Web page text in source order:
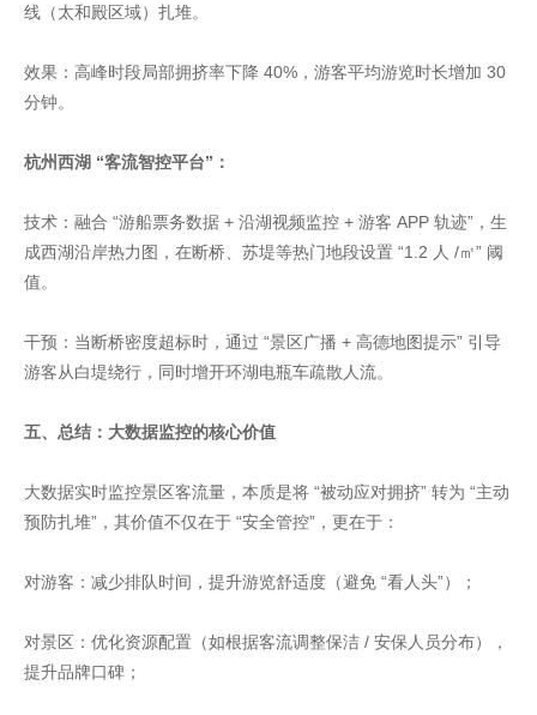
线（太和殿区域）扎堆。
效果：高峰时段局部拥挤率下降 40%，游客平均游览时长增加 30
分钟。
杭州西湖 “客流智控平台”：
技术：融合 “游船票务数据 + 沿湖视频监控 + 游客 APP 轨迹”，生
成西湖沿岸热力图，在断桥、苏堤等热门地段设置 “1.2 人 /㎡” 阈
值。
干预：当断桥密度超标时，通过 “景区广播 + 高德地图提示” 引导
游客从白堤绕行，同时增开环湖电瓶车疏散人流。
五、总结：大数据监控的核心价值
大数据实时监控景区客流量，本质是将 “被动应对拥挤” 转为 “主动
预防扎堆”，其价值不仅在于 “安全管控”，更在于：
对游客：减少排队时间，提升游览舒适度（避免 “看人头”）；
对景区：优化资源配置（如根据客流调整保洁 / 安保人员分布），
提升品牌口碑；